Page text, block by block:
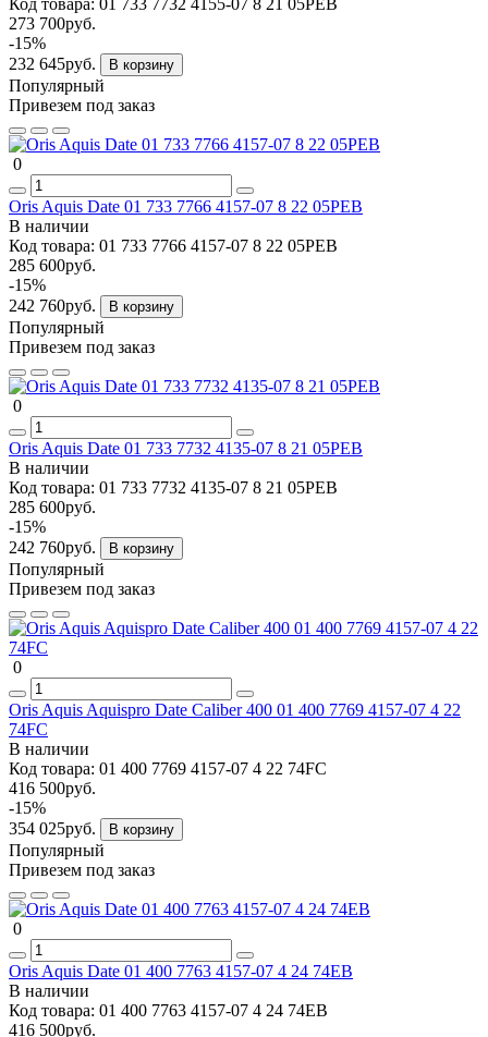
273 700руб.
-15%
232 645руб.
В корзину
Популярный
Привезем под заказ
0
Oris Aquis Date 01 733 7766 4157-07 8 22 05PEB
В наличии
Код товара: 01 733 7766 4157-07 8 22 05PEB
285 600руб.
-15%
242 760руб.
В корзину
Популярный
Привезем под заказ
0
Oris Aquis Date 01 733 7732 4135-07 8 21 05PEB
В наличии
Код товара: 01 733 7732 4135-07 8 21 05PEB
285 600руб.
-15%
242 760руб.
В корзину
Популярный
Привезем под заказ
0
Oris Aquis Aquispro Date Caliber 400 01 400 7769 4157-07 4 22
74FC
В наличии
Код товара: 01 400 7769 4157-07 4 22 74FC
416 500руб.
-15%
354 025руб.
В корзину
Популярный
Привезем под заказ
0
Oris Aquis Date 01 400 7763 4157-07 4 24 74EB
В наличии
Код товара: 01 400 7763 4157-07 4 24 74EB
416 500руб.